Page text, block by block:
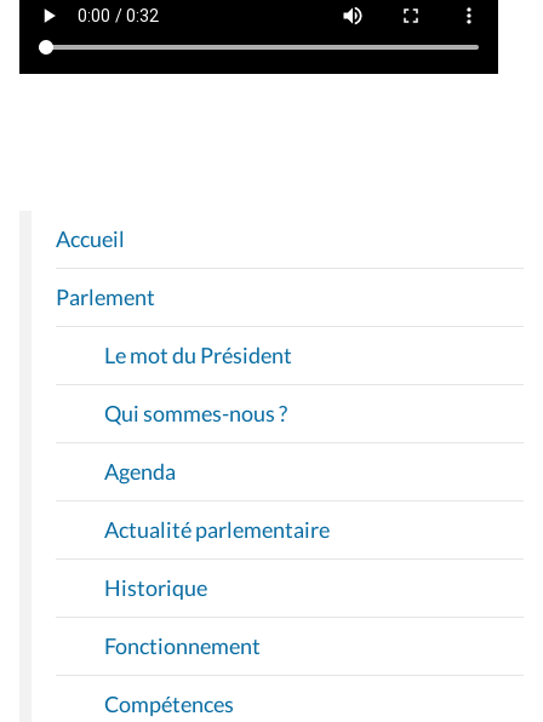
N
A
V
G
T
O
Accueil
Parlement
Le mot du Président
Qui sommes-nous ?
Agenda
Actualité parlementaire
Historique
Fonctionnement
Compétences